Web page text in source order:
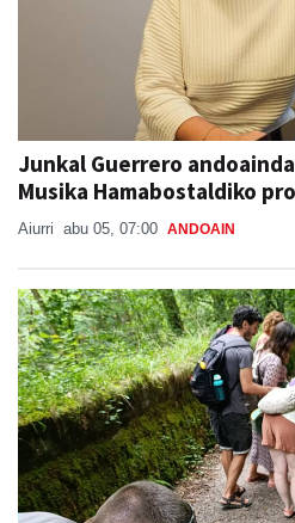
Junkal Guerrero
Musika Hamabostaldiko
Aiurri abu 05, 07:00 ANDOAIN